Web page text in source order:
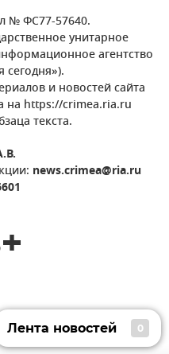
№ ФС77-57640.
унитарное
агентство
и новостей сайта
на https://crimea.ria.ru
текста.
news.crimea@ria.ru
Лента новостей 0